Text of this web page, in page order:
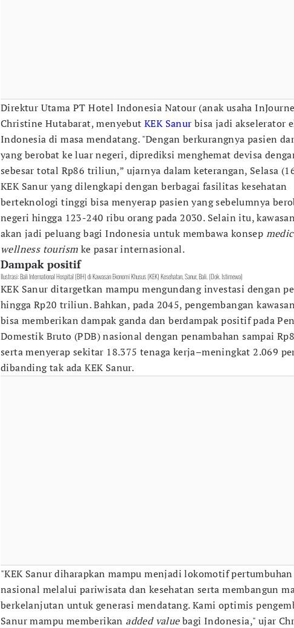
Direktur Utama PT Hotel Indonesia Natour (anak usaha
Christine Hutabarat, menyebut KEK Sanur bisa jadi akselerator
Indonesia di masa mendatang. "Dengan berkurangnya pasien
yang berobat ke luar negeri, diprediksi menghemat devisa
sebesar total Rp86 triliun,” ujarnya dalam keterangan, Selasa
KEK Sanur yang dilengkapi dengan berbagai fasilitas kesehatan
berteknologi tinggi bisa menyerap pasien yang sebelumnya
negeri hingga 123-240 ribu orang pada 2030. Selain itu,
akan jadi peluang bagi Indonesia untuk membawa konsep
wellness tourism ke pasar internasional.
Dampak positif
Ilustrasi: Bali International Hospital (BIH) di Kawasan Ekonomi Khusus (KEK) Kesehatan, Sanur, Bali. (Dok. Istimewa)
KEK Sanur ditargetkan mampu mengundang investasi dengan
hingga Rp20 triliun. Bahkan, pada 2045, pengembangan
bisa memberikan dampak ganda dan berdampak positif pada
Domestik Bruto (PDB) nasional dengan penambahan sampai
serta menyerap sekitar 18.375 tenaga kerja–meningkat 2.069
dibanding tak ada KEK Sanur.
"KEK Sanur diharapkan mampu menjadi lokomotif
nasional melalui pariwisata dan kesehatan serta membangun
berkelanjutan untuk generasi mendatang. Kami optimis
Sanur mampu memberikan added valuebagi Indonesia," ujar